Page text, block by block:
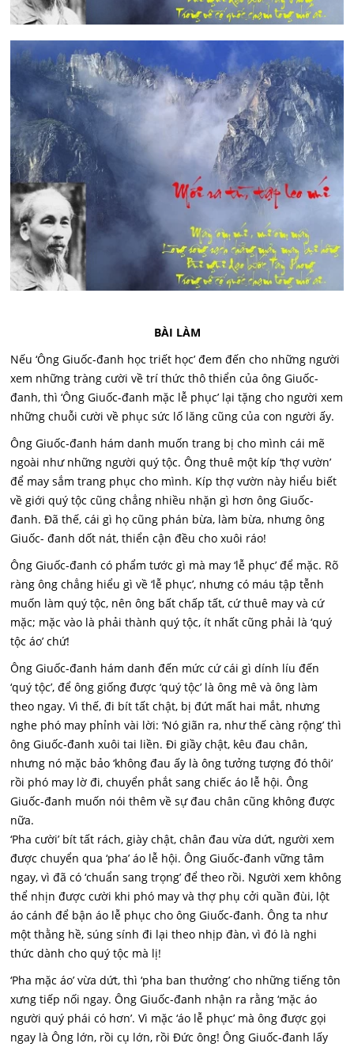
BÀI LÀM
Nếu ‘Ông Giuốc-đanh học triết học’ đem đến cho những người
xem những tràng cười về trí thức thô thiển của ông Giuốc-
đanh, thì ‘Ông Giuốc-đanh mặc lễ phục’ lại tặng cho người xem
những chuỗi cười về phục sức lố lăng cũng của con người ấy.
Ông Giuốc-đanh hám danh muốn trang bị cho mình cái mẽ
ngoài như những người quý tộc. Ông thuê một kíp ‘thợ vườn’
để may sắm trang phục cho mình. Kíp thợ vườn này hiểu biết
về giới quý tộc cũng chẳng nhiều nhặn gì hơn ông Giuốc-
đanh. Đã thế, cái gì họ cũng phán bừa, làm bừa, nhưng ông
Giuốc- đanh dốt nát, thiển cận đều cho xuôi ráo!
Ông Giuốc-đanh có phẩm tước gì mà may ‘lễ phục’ để mặc. Rõ
ràng ông chẳng hiểu gì về ‘lễ phục’, nhưng có máu tập tễnh
muốn làm quý tộc, nên ông bất chấp tất, cứ thuê may và cứ
mặc; mặc vào là phải thành quý tộc, ít nhất cũng phải là ‘quý
tộc áo’ chứ!
Ông Giuốc-đanh hám danh đến mức cứ cái gì dính líu đến
‘quý tộc’, để ông giống được ‘quý tộc’ là ông mê và ông làm
theo ngay. Vì thế, đi bít tất chật, bị đứt mất hai mắt, nhưng
nghe phó may phỉnh vài lời: ‘Nó giãn ra, như thế càng rộng’ thì
ông Giuốc-đanh xuôi tai liền. Đi giầy chật, kêu đau chân,
nhưng nó mặc bảo ‘không đau ấy là ông tưởng tượng đó thôi’
rồi phó may lờ đi, chuyển phắt sang chiếc áo lễ hội. Ông
Giuốc-đanh muốn nói thêm về sự đau chân cũng không được
nữa.
‘Pha cười’ bít tất rách, giày chật, chân đau vừa dứt, người xem
được chuyển qua ‘pha’ áo lễ hội. Ông Giuốc-đanh vững tâm
ngay, vì đã có ‘chuẩn sang trọng’ để theo rồi. Người xem không
thể nhịn được cười khi phó may và thợ phụ cởi quần đùi, lột
áo cánh để bận áo lễ phục cho ông Giuốc-đanh. Ông ta như
một thằng hề, súng sính đi lại theo nhịp đàn, vì đó là nghi
thức dành cho quý tộc mà lị!
‘Pha mặc áo’ vừa dứt, thì ‘pha ban thưởng’ cho những tiếng tôn
xưng tiếp nối ngay. Ông Giuốc-đanh nhận ra rằng ‘mặc áo
người quý phái có hơn’. Vì mặc ‘áo lễ phục’ mà ông được gọi
ngay là Ông lớn, rồi cụ lớn, rồi Đức ông! Ông Giuốc-đanh lấy